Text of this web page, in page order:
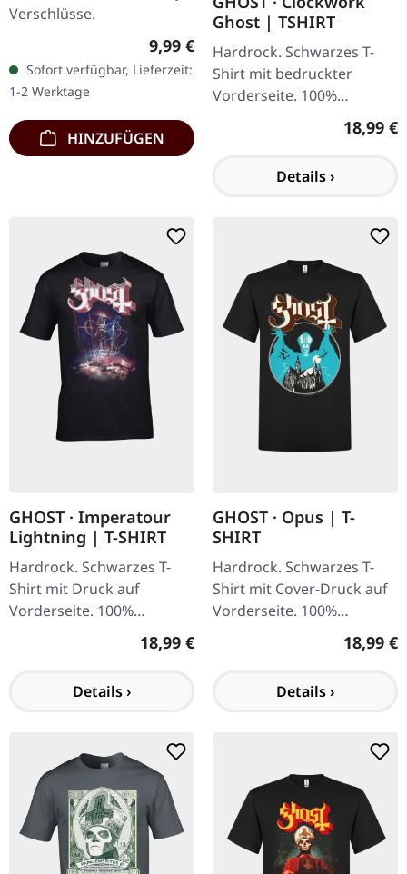
Verschlüsse.
Regulärer Preis:
9,99 €
Sofort verfügbar, Lieferzeit:
1-2 Werktage
HINZUFÜGEN
Ghost | TSHIRT
Hardrock. Schwarzes T-
Shirt mit bedruckter
Vorderseite. 100%
Baumwolle. Clockwork
Ghost ist ein stylisches
Band Ghost. Dieses…
18,99 €
Details ›
GHOST · Imperatour
Lightning | T-SHIRT
Hardrock. Schwarzes T-
Shirt mit Druck auf
Vorderseite. 100%
Imperatour Lightning T-
Merchandise-Artikel von…
Regulärer Preis:
18,99 €
Details ›
GHOST · Opus | T-
SHIRT
Hardrock. Schwarzes T-
Shirt mit Cover-Druck auf
Vorderseite. 100%
18,99 €
Details ›